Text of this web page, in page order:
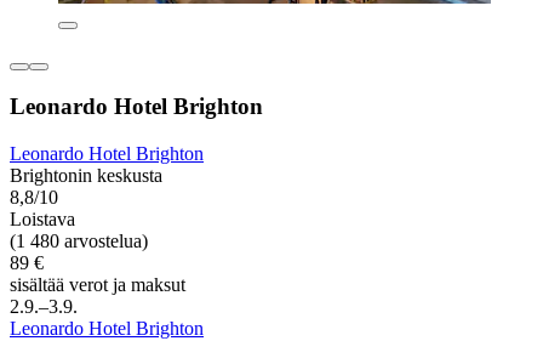
Leonardo Hotel Brighton
Leonardo Hotel Brighton
Brightonin keskusta
8,8/10
Loistava
(1 480 arvostelua)
89 €
sisältää verot ja maksut
2.9.–3.9.
Leonardo Hotel Brighton